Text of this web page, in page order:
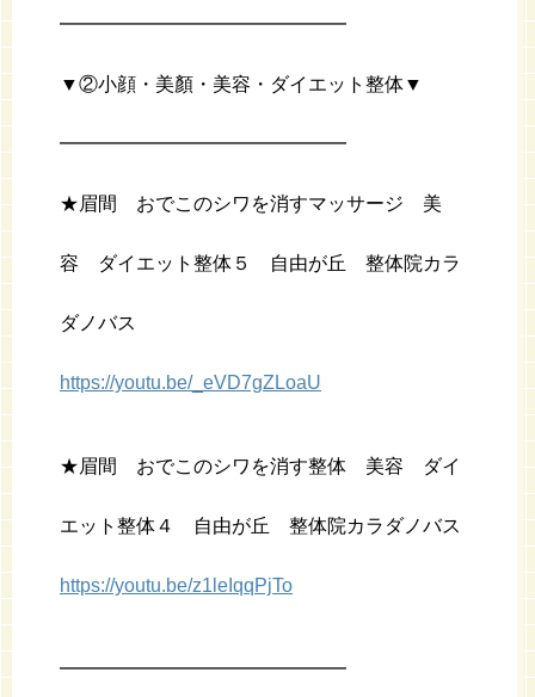
━━━━━━━━━━━━━━━
▼②小顔・美顏・美容・ダイエット整体▼
━━━━━━━━━━━━━━━
★眉間 おでこのシワを消すマッサージ 美
容 ダイエット整体５ 自由が丘 整体院カラ
ダノバス
https://youtu.be/_eVD7gZLoaU
★眉間 おでこのシワを消す整体 美容 ダイ
エット整体４ 自由が丘 整体院カラダノバス
https://youtu.be/z1leIqqPjTo
━━━━━━━━━━━━━━━